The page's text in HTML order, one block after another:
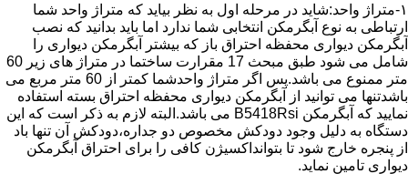
۱-متراژ واحد:شاید در مرحله اول به نظر بیاید که متراژ واحد شما
ارتباطی به نوع آبگرمکن انتخابی شما ندارد اما باید بدانید که نصب
آبگرمکن دیواری محفظه احتراق باز که بیشتر آبگرمکن دیواری را
شامل می شود طبق مبحث 17 مقرارت ساختما در متراژ های زیر 60
متر ممنوع می باشد.پس اگر متراژ واحدشما کمتر از 60 متر مربع می
باشدتنها می توانید از آبگرمکن دیواری محفظه احتراق بسته استفاده
نمایید که آبگرمکن B5418Rsi می باشد.البته لازم به ذکر است که این
دستگاه به دلیل وجود دودکش مخصوص دو جداره،دودکش آن تنها باد
از پنجره خارج شود تا بتوانداکسیژن کافی را برای احتراق آبگرمکن
دیواری تامین نماید.